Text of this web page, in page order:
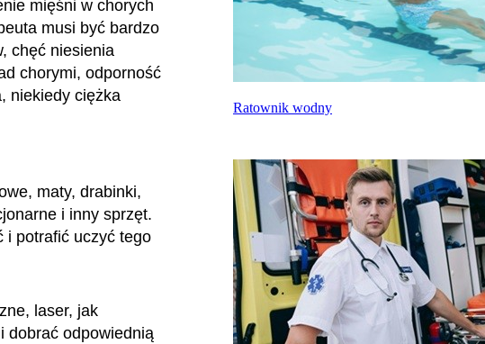
mięśni w chorych
musi być bardzo
chęć niesienia
chorymi, odporność
niekiedy ciężka
maty, drabinki,
i inny sprzęt.
i potrafić uczyć tego
laser, jak
dobrać odpowiednią
Ratownik wodny